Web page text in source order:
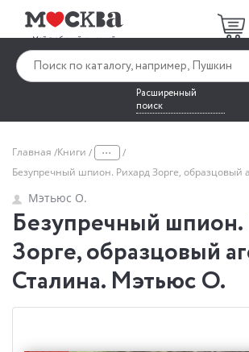
Расширенный
поиск
Главная Книги ...
Безупречный шпион. Рихард Зорге, образцовый
Мэтьюс О.
Безупречный шпион.
Зорге, образцовый
Сталина. Мэтьюс О.